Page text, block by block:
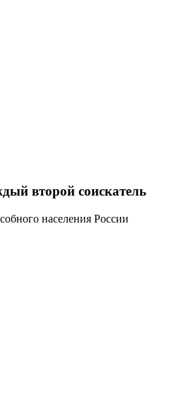
второй соискатель
населения России